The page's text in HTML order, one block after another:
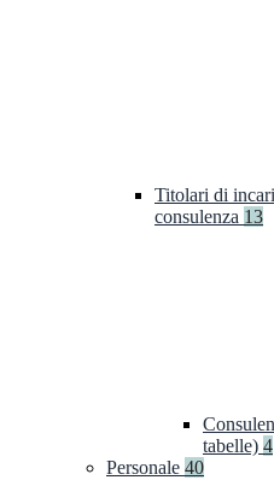
Titolari di
consulenza 13
tabelle) 4
Personale 40